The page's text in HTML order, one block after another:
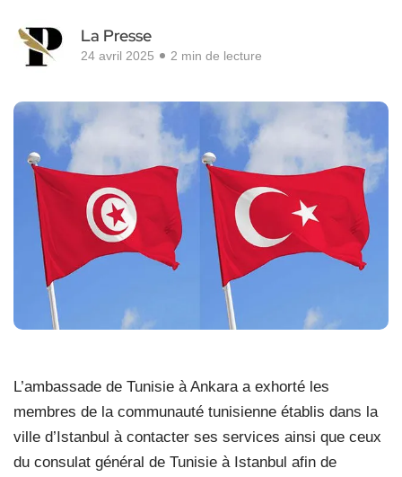
La Presse
24 avril 2025 2 min de lecture
L’ambassade de Tunisie à Ankara a exhorté les
membres de la communauté tunisienne établis dans la
ville d’Istanbul à contacter ses services ainsi que ceux
du consulat général de Tunisie à Istanbul afin de